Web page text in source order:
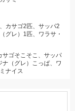
カサゴ2匹、サッパ2
グレ）1匹、ワラサ・
サゴそこそこ、サッパ
（グレ）こっぱ、ワ
ナイス